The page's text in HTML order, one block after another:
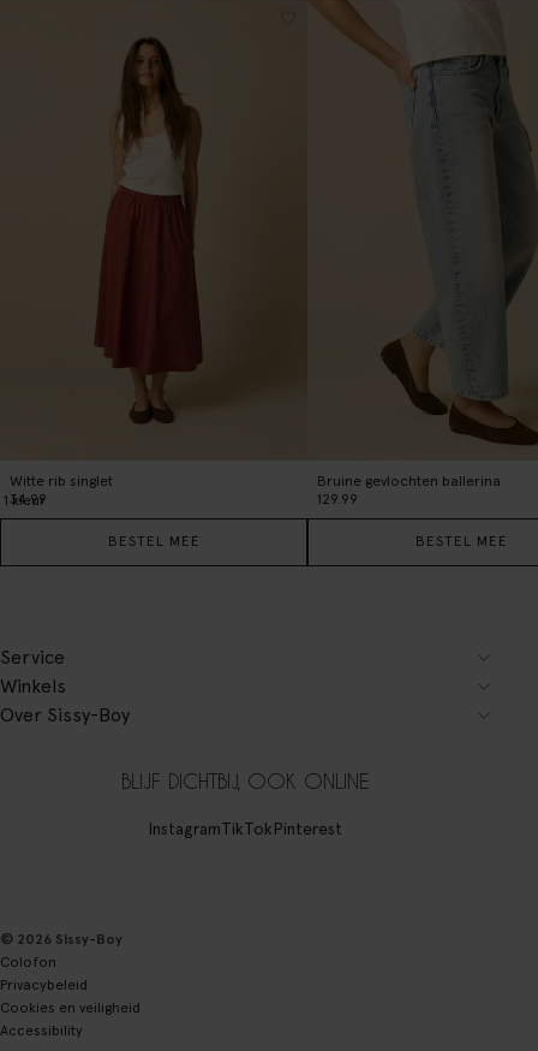
Witte rib singlet
34.99
1 kleur
BESTEL MEE
Bruine gevlochten ballerina
129.99
BESTEL MEE
Service
Winkels
Over Sissy-Boy
BLIJF DICHTBIJ, OOK ONLINE
InstagramTikTokPinterest
© 2026 Sissy-Boy
Colofon
Privacybeleid
Cookies en veiligheid
Accessibility